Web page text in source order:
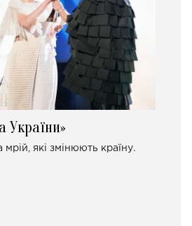
України»
мрій, які змінюють країну.